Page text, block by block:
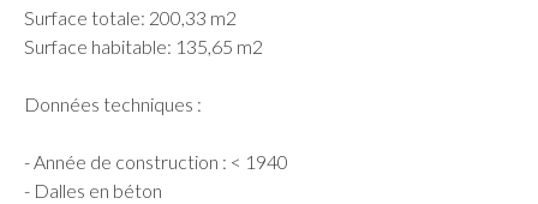
Surface totale: 200,33 m2
Surface habitable: 135,65 m2
Données techniques :
- Année de construction : < 1940
- Dalles en béton